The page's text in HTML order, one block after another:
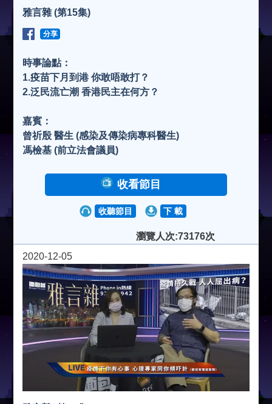
雅言雜 (第15集)
分享
時事論點：
1.疫苗下月到港 你敢唔敢打？
2.泛民流亡潮 香港民主在何方？
嘉賓：
曾祈殷 醫生 (感染及傳染病專科醫生)
馮檢基 (前立法會議員)
收看節目
收聽節目 下 載
瀏覽人次:73176次
2020-12-05